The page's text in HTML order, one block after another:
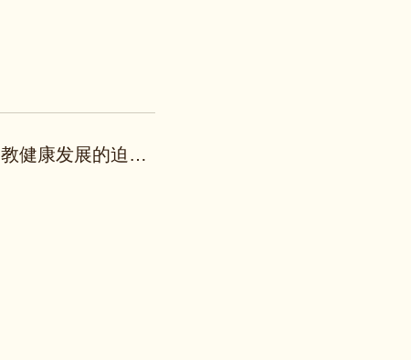
培养造就高素质爱国爱教人才是中国宗教健康发展的迫切需要